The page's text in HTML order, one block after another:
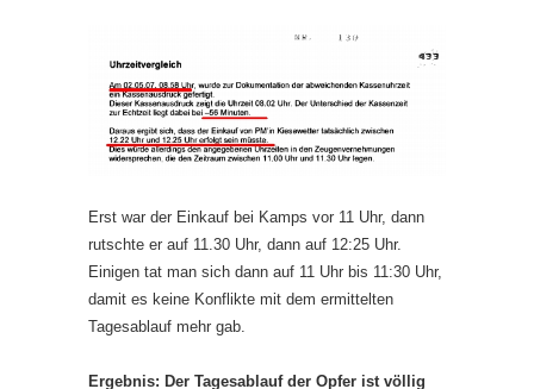
Erst war der Einkauf bei Kamps vor 11 Uhr, dann
rutschte er auf 11.30 Uhr, dann auf 12:25 Uhr.
Einigen tat man sich dann auf 11 Uhr bis 11:30 Uhr,
damit es keine Konflikte mit dem ermittelten
Tagesablauf mehr gab.
Ergebnis: Der Tagesablauf der Opfer ist völlig